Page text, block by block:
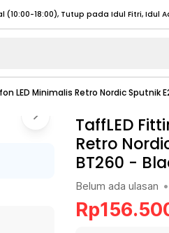
- 20:00), Tutup pada Idul Fitri
(08:00 - 17:00) Selengkapnya
(08:00 - 17:00) Selengkapnya
(12:00-20:00), Tutup pada Idul Fitri
(12:00-20:00), Tutup pada Idul Fitri
LED Minimalis Retro Nordic Sputnik
TaffLED
Retro
BT260 -
Belum ada ulasan •
Rp